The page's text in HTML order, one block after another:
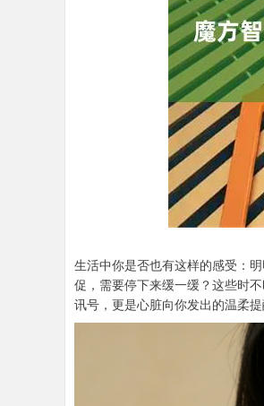
生活中你是否也有这样的感受：
促，需要停下来缓一缓？这些时
讯号，更是心脏向你发出的温柔